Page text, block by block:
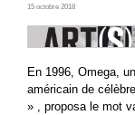
15 octobre 2018
En 1996, Omega,
américain de
» , proposa le mot